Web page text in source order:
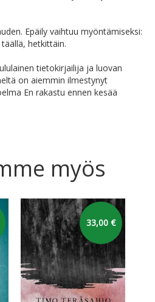
Epäily vaihtuu myöntämiseksi:
hetkittäin.
tietokirjailija ja luovan
on aiemmin ilmestynyt
En rakastu ennen kesää
myös
33,00 €